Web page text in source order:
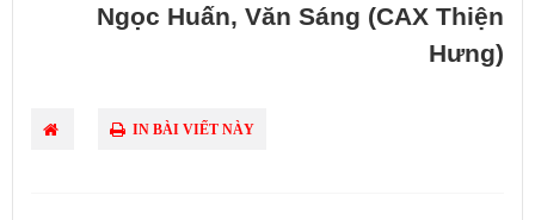
Ngọc Huấn, Văn Sáng (CAX Thiện
Hưng)
IN BÀI VIẾT NÀY